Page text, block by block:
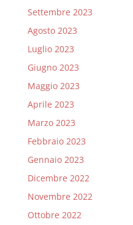
Settembre 2023
Agosto 2023
Luglio 2023
Giugno 2023
Maggio 2023
Aprile 2023
Marzo 2023
Febbraio 2023
Gennaio 2023
Dicembre 2022
Novembre 2022
Ottobre 2022